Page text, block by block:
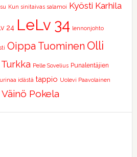
Kun sinitaivas salamoi Kyösti Karhila
24 LeLv 34 lennonjohto
Oippa Tuominen Olli
Pelle Sovelius Punalentäjien
idästä tappio Uolevi Paavolainen
Väinö Pokela